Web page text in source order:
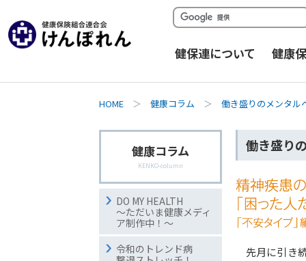
健保連について 健康
HOME ＞ 健康コラム ＞ 働き盛りのメンタル
働き盛り
先月に引き
健康コラム
KENKO-column
DO MY HEALTH
～ただいま健康メディ
ア制作中！～
令和のトレンド病